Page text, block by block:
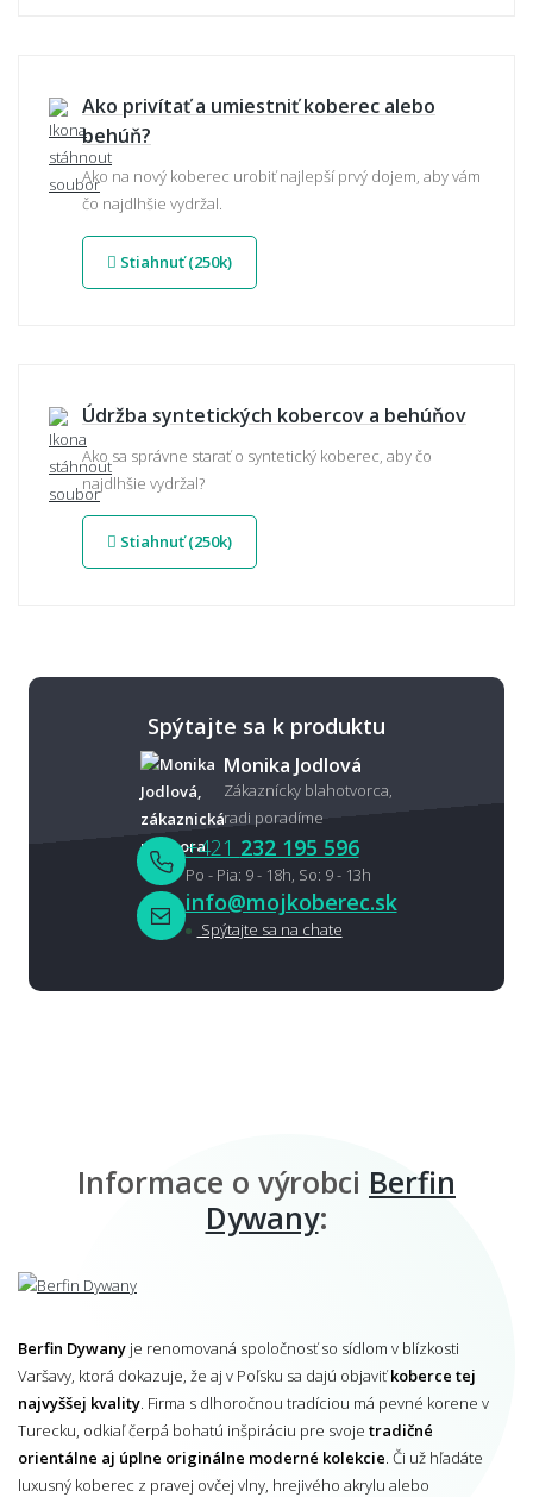
Ako privítať a umiestniť koberec alebo
behúň?
Ako na nový koberec urobiť najlepší prvý dojem, aby vám
čo najdlhšie vydržal.
Stiahnuť (250k)
Údržba syntetických kobercov a behúňov
Ako sa správne starať o syntetický koberec, aby čo
najdlhšie vydržal?
Stiahnuť (250k)
Spýtajte sa k produktu
Monika Jodlová
Zákaznícky blahotvorca,
radi poradíme
+421 232 195 596
Po - Pia: 9 - 18h, So: 9 - 13h
info@mojkoberec.sk
Spýtajte sa na chate
Informace o výrobci Berfin
Dywany:
Berfin Dywany je renomovaná spoločnosť so sídlom v blízkosti
Varšavy, ktorá dokazuje, že aj v Poľsku sa dajú objaviťkoberce tej
najvyššej kvality . Firma s dlhoročnou tradíciou má pevné korene v
Turecku, odkiaľ čerpá bohatú inšpiráciu pre svoje tradičné
orientálne aj úplne originálne moderné kolekcie . Či už hľadáte
luxusný koberec z pravej ovčej vlny, hrejivého akrylu alebo